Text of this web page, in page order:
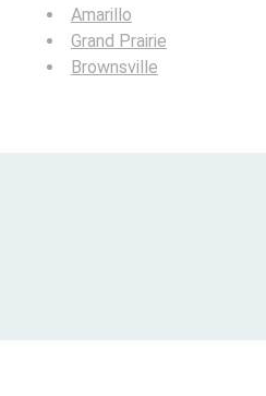
Amarillo
Grand Prairie
Brownsville